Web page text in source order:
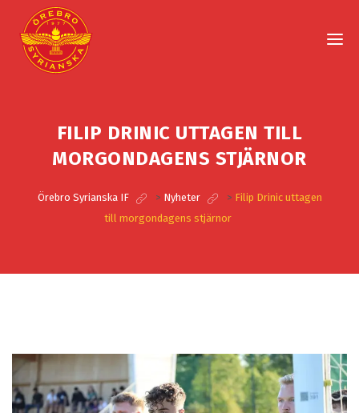
FILIP DRINIC UTTAGEN TILL
MORGONDAGENS STJÄRNOR
Örebro Syrianska IF > Nyheter > Filip Drinic uttagen
till morgondagens stjärnor